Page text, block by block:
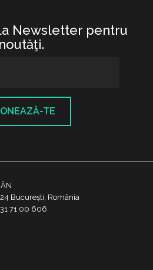
Newsletter pentru
noutăţi.
TE
București, România
71 00 606